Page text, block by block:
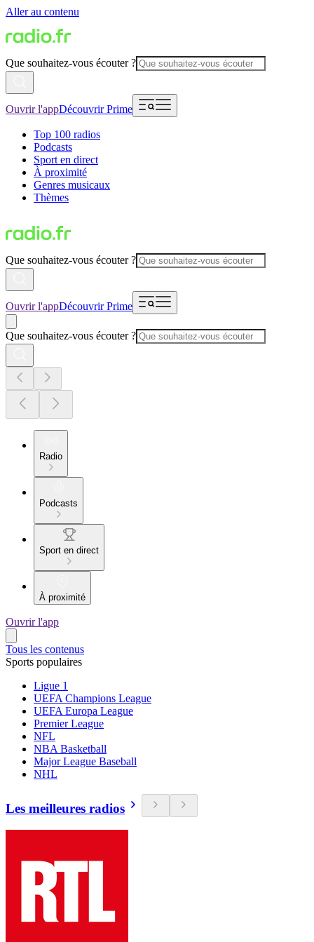
Aller au contenu
Que souhaitez-vous écouter ?
Ouvrir l'appDécouvrir Prime
Top 100 radios
Podcasts
Sport en direct
À proximité
Genres musicaux
Thèmes
Que souhaitez-vous écouter ?
Ouvrir l'appDécouvrir Prime
Que souhaitez-vous écouter ?
Radio
Podcasts
Sport en direct
À proximité
Ouvrir l'app
Tous les contenus
Sports populaires
Ligue 1
UEFA Champions League
UEFA Europa League
Premier League
NFL
NBA Basketball
Major League Baseball
NHL
Les meilleures radios